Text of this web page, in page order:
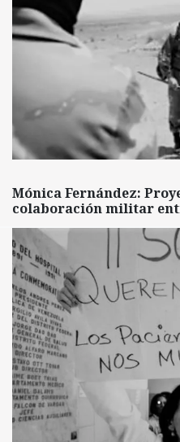
Mónica Fernández:
colaboración militar